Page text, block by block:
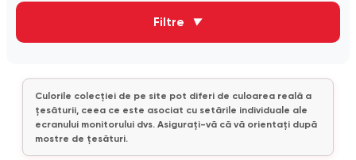
Filtre ▼
Culorile colecției de pe site pot diferi de culoarea reală a
țesăturii, ceea ce este asociat cu setările individuale ale
ecranului monitorului dvs. Asigurați-vă că vă orientați după
mostre de țesături.